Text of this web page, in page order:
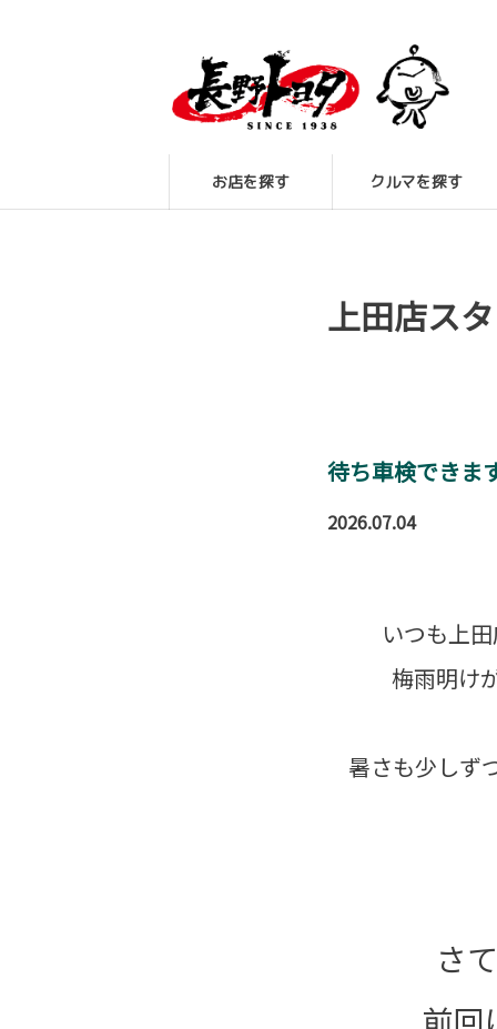
お店を探す クルマを探す
上田店ス
待ち車検できま
2026.07.04
いつも上
梅雨明け
暑さも少しず
さ